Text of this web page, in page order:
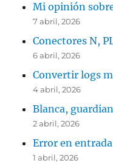
Mi opinión
7 abril, 2026
Conectores N,
6 abril, 2026
Convertir logs
4 abril, 2026
Blanca,
2 abril, 2026
Error en
1 abril, 2026